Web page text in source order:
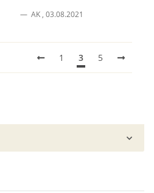
AK, 03.08.2021
1 3 5